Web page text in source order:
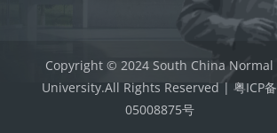
Copyright © 2024 South China Normal
University.All Rights Reserved | 粤ICP备
05008875号